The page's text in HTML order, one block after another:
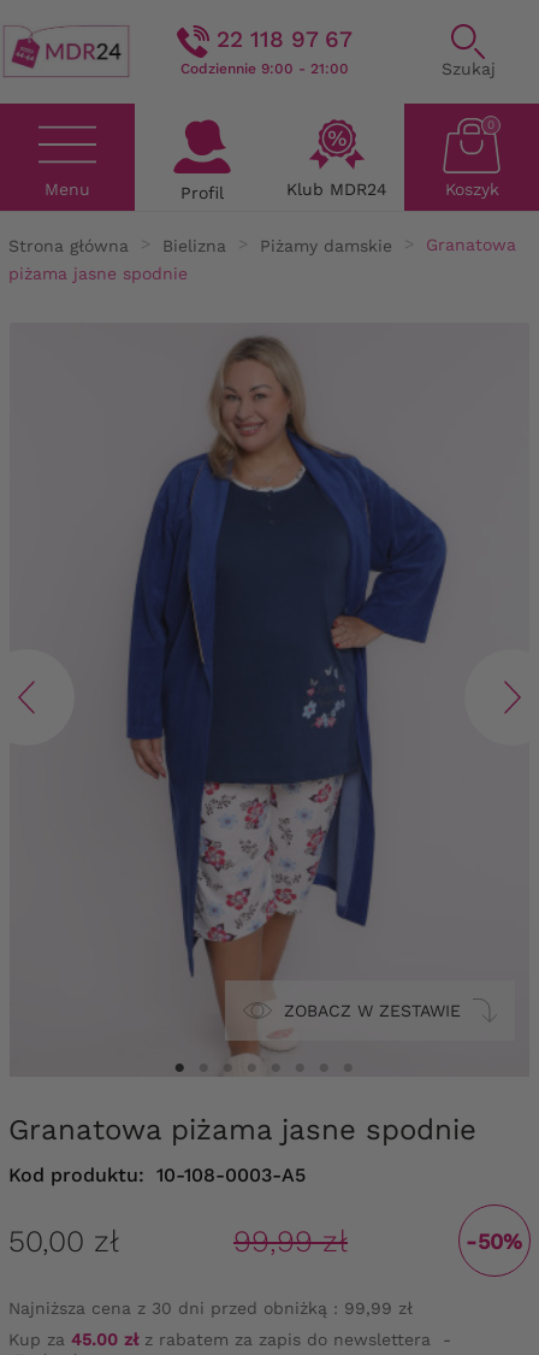
22 118 97 67
Codziennie 9:00 - 21:00 Szukaj
Menu Profil Klub MDR24 Koszyk
0
Strona główna Bielizna Piżamy damskie
Granatowa
piżama jasne spodnie
ZOBACZ W ZESTAWIE
Granatowa piżama jasne spodnie
Kod produktu: 10-108-0003-A5
50,00 zł 99,99 zł -50%
Najniższa cena z 30 dni przed obniżką : 99,99 zł
Kup za 45.00 złz rabatem za zapis do newslettera -